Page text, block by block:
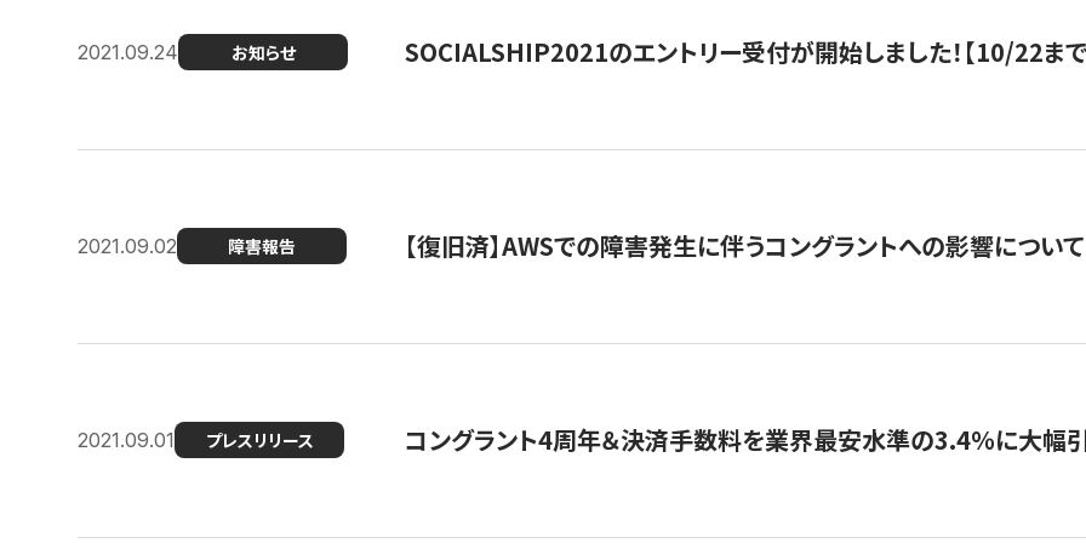
2021.09.24 お知らせ SOCIALSHIP2021のエントリー受付が開始しました！【10/22まで
2021.09.02 障害報告 【復旧済】AWSでの障害発生に伴うコングラントへの影響について
2021.09.01 プレスリリース コングラント4周年＆決済手数料を業界最安水準の3.4％に大幅